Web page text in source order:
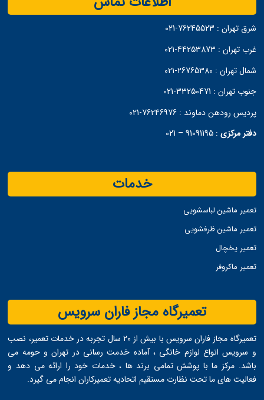
شرق تهران : 76245523-021
غرب تهران : 44253873-021
شمال تهران :
جنوب تهران : 33250471-021
پردیس رودهن دماوند :76246976-021
دفتر مرکزی :
91091195 – 021
خدمات
تعمیر ماشین لباسشویی
تعمیر ماشین ظرفشویی
تعمیر یخچال
تعمیر ماکروفر
تعمیرگاه مجاز فاران سرویس
تعمیرگاه مجاز فاران سرویس با بیش از ۲۰ سال تجربه در خدمات تعمیر، نصب
و سرویس انواع لوازم خانگی ، آماده خدمت ‌رسانی در تهران و حومه می
‌باشد. مرکز ما با پوشش تمامی برند ها ، خدمات خود را ارائه می ‌دهد و
فعالیت های ما تحت نظارت مستقیم اتحادیه تعمیرکاران انجام می ‌گیرد.